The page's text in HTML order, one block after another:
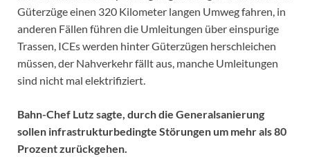
Güterzüge einen 320 Kilometer langen Umweg fahren, in
anderen Fällen führen die Umleitungen über einspurige
Trassen, ICEs werden hinter Güterzügen herschleichen
müssen, der Nahverkehr fällt aus, manche Umleitungen
sind nicht mal elektrifiziert.
Bahn-Chef Lutz sagte, durch die Generalsanierung
sollen infrastrukturbedingte Störungen um mehr als 80
Prozent zurückgehen.